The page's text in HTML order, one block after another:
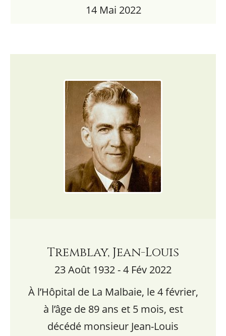
14 Mai 2022
Tremblay, Jean-Louis
23 Août 1932 - 4 Fév 2022
À l’Hôpital de La Malbaie, le 4 février,
à l’âge de 89 ans et 5 mois, est
décédé monsieur Jean-Louis